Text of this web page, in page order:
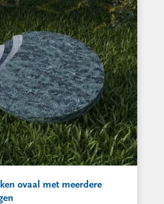
ovaal met meerdere